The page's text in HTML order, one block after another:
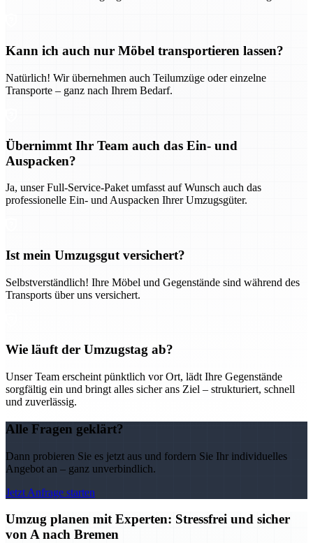
Kann ich auch nur Möbel transportieren lassen?
Natürlich! Wir übernehmen auch Teilumzüge oder einzelne
Transporte – ganz nach Ihrem Bedarf.
Übernimmt Ihr Team auch das Ein- und
Auspacken?
Ja, unser Full-Service-Paket umfasst auf Wunsch auch das
professionelle Ein- und Auspacken Ihrer Umzugsgüter.
Ist mein Umzugsgut versichert?
Selbstverständlich! Ihre Möbel und Gegenstände sind während des
Transports über uns versichert.
Wie läuft der Umzugstag ab?
Unser Team erscheint pünktlich vor Ort, lädt Ihre Gegenstände
sorgfältig ein und bringt alles sicher ans Ziel – strukturiert, schnell
und zuverlässig.
Alle Fragen geklärt?
Dann probieren Sie es jetzt aus und fordern Sie Ihr individuelles
Angebot an – ganz unverbindlich.
Jetzt Anfrage starten
Umzug planen mit Experten: Stressfrei und sicher
von A nach Bremen